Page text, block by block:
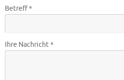
Betreff *
Ihre Nachricht *